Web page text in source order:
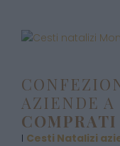
AZIENDE A
COMPRATI
I Cesti Natalizi